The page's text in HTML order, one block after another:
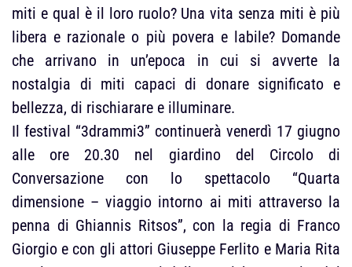
miti e qual è il loro ruolo? Una vita senza miti è più
libera e razionale o più povera e labile? Domande
che arrivano in un’epoca in cui si avverte la
nostalgia di miti capaci di donare significato e
bellezza, di rischiarare e illuminare.
Il festival “3drammi3” continuerà venerdì 17 giugno
alle ore 20.30 nel giardino del Circolo di
Conversazione con lo spettacolo “Quarta
dimensione – viaggio intorno ai miti attraverso la
penna di Ghiannis Ritsos”, con la regia di Franco
Giorgio e con gli attori Giuseppe Ferlito e Maria Rita